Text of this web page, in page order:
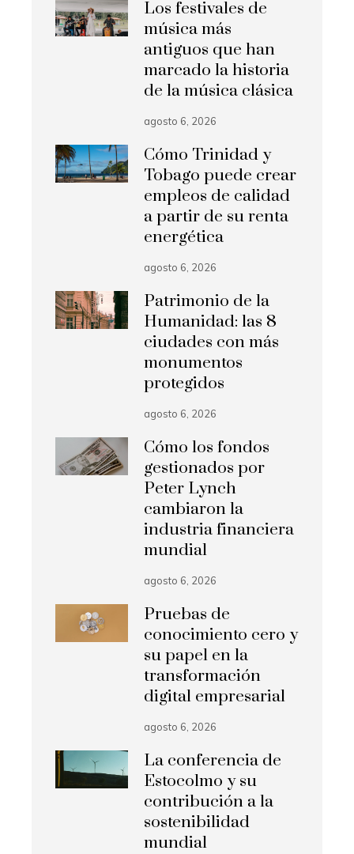
Los festivales de
música más
antiguos que han
marcado la historia
de la música clásica
agosto 6, 2026
Cómo Trinidad y
Tobago puede crear
empleos de calidad
a partir de su renta
energética
agosto 6, 2026
Patrimonio de la
Humanidad: las 8
ciudades con más
monumentos
protegidos
agosto 6, 2026
Cómo los fondos
gestionados por
Peter Lynch
cambiaron la
industria financiera
mundial
agosto 6, 2026
Pruebas de
conocimiento cero y
su papel en la
transformación
digital empresarial
agosto 6, 2026
La conferencia de
Estocolmo y su
contribución a la
sostenibilidad
mundial